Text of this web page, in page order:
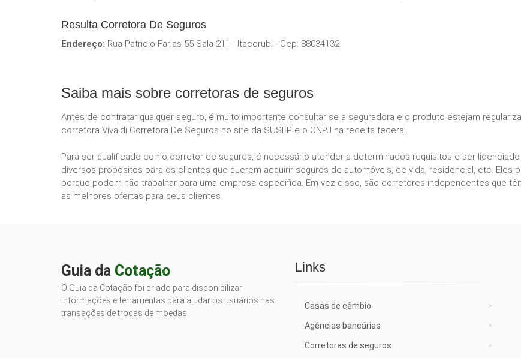
Resulta Corretora De Seguros
Endereço: Rua Patricio Farias 55 Sala 211 - Itacorubi - Cep: 88034132
Saiba mais sobre corretoras de seguros
Antes de contratar qualquer seguro, é muito importante consultar se a seguradora e o produto estejam
corretora Vivaldi Corretora De Seguros no site da SUSEP e o CNPJ na receita federal.
Para ser qualificado como corretor de seguros, é necessário atender a determinados requisitos e ser
diversos propósitos para os clientes que querem adquirir seguros de automóveis, de vida, residencial, etc.
porque podem não trabalhar para uma empresa específica. Em vez disso, são corretores independentes que
as melhores ofertas para seus clientes.
Guia da Cotação
O Guia da Cotação foi criado para disponibilizar
informações e ferramentas para ajudar os usuários nas
transações de trocas de moedas.
Links
Casas de câmbio
Agências bancárias
Corretoras de seguros